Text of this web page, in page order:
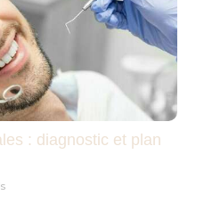
: diagnostic et plan